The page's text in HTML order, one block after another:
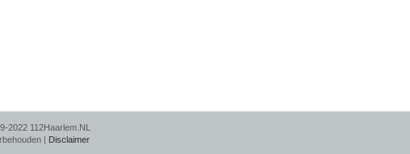
2022 112Haarlem.NL
| Disclaimer